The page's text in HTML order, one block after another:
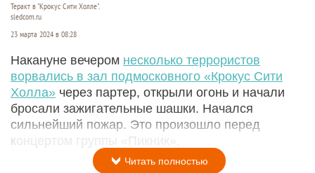
Теракт в "Крокус Сити Холле".
sledcom.ru
23 марта 2024 в 08:28
Накануне вечером несколько террористов
ворвались в зал подмосковного «Крокус Сити
Холла» через партер, открыли огонь и начали
бросали зажигательные шашки. Начался
сильнейший пожар. Это произошло перед
концертом группы «Пикник».
Читать полностью